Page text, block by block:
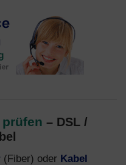
– DSL /
(Fiber) oder Kabel